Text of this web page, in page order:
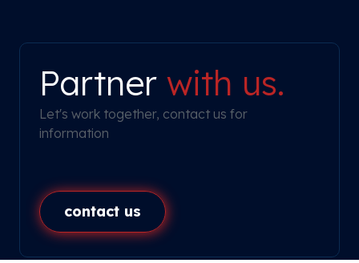
Partner with us.
Let's work together, contact us for
information
contact us